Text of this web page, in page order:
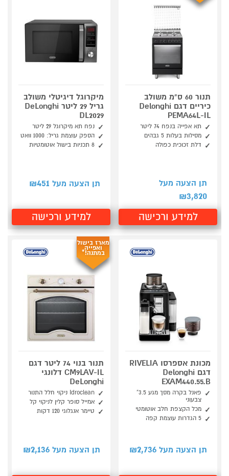
תנור 60 ס"מ משולב
כיריים דגם Delonghi
PEMA64L-IL
תא אפייה בנפח 74 ליטר
מסילות בעלות 5 גבהים
דלת זכוכית כפולה
תן הצעה מעל
₪3,820
למידע ורכישה
מיקרוגל דיגיטלי משולב
גריל 29 ליטר DeLonghi
DL2029
נפח תא מיקרוגל 29 ליטר
הספק עוצמת גריל: 1000 וואט
8 תכניות בישול אוטומטיות
תן הצעה מעל ₪ 451
למידע ורכישה
מכונת אספרסו RIVELIA
דגם Delonghi
EXAM440.55.B
פאנל בקרה מסך מגע 3.5”
צבעוני
מכל הקצפת חלב אוטומטי
5 הגדרות עוצמת קפה
תן הצעה מעל ₪ 2,736
מארז בישול
ואפייה
במתנה!*
תנור בנוי 74 ליטר דגם
CM9LAV-IL דלונגי
DeLonghi
Idroclean ניקוי חלל התנור
אמייל סופר קלין לניקוי קל
טיימר אנגלוגי 120 דקות
תן הצעה מעל ₪ 2,136